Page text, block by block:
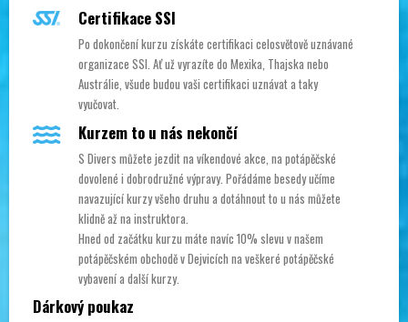
Certifikace SSI
Po dokončení kurzu získáte certifikaci celosvětově uznávané
organizace SSI. Ať už vyrazíte do Mexika, Thajska nebo
Austrálie, všude budou vaši certifikaci uznávat a taky
vyučovat.
Kurzem to u nás nekončí
S Divers můžete jezdit na víkendové akce, na potápěčské
dovolené i dobrodružné výpravy. Pořádáme besedy učíme
navazující kurzy všeho druhu a dotáhnout to u nás můžete
klidně až na instruktora.
Hned od začátku kurzu máte navíc 10% slevu v našem
potápěčském obchodě v Dejvicích na veškeré potápěčské
vybavení a další kurzy.
Dárkový poukaz